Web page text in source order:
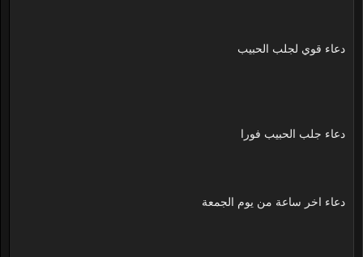
دعاء قوي لجلب الحبيب
دعاء جلب الحبيب فورا
دعاء اخر ساعة من يوم الجمعة